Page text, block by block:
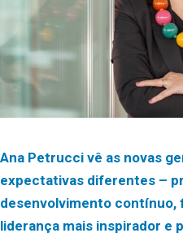
Ana Petrucci vê as novas
expectativas diferentes –
desenvolvimento contínuo,
liderança mais inspirador e